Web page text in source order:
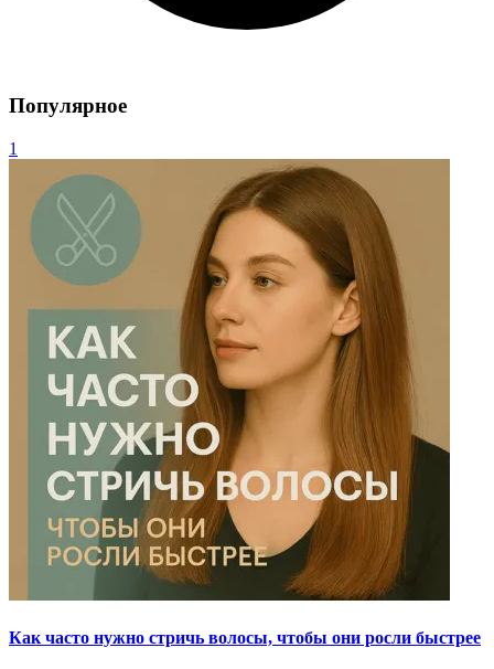
Популярное
1
Как часто нужно стричь волосы, чтобы они росли быстрее